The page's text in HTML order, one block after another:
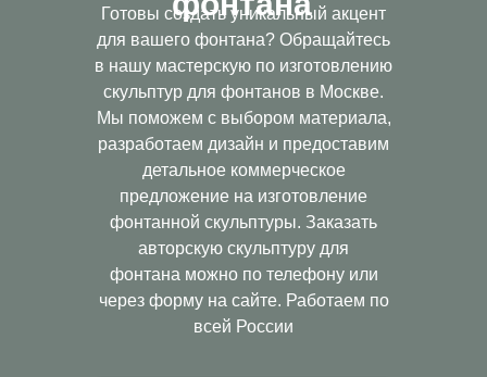
Готовы создать уникальный акцент
для вашего фонтана? Обращайтесь
в нашу мастерскую по изготовлению
скульптур для фонтанов в Москве.
Мы поможем с выбором материала,
разработаем дизайн и предоставим
детальное коммерческое
предложение на изготовление
фонтанной скульптуры. Заказать
авторскую скульптуру для
фонтана можно по телефону или
через форму на сайте. Работаем по
всей России